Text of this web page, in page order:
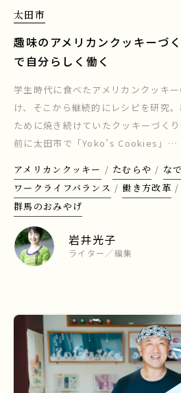
太田市
趣味のアメリカンクッキーづ
で自分らしく働く
学生時代に食べたアメリカンクッキ
け、そこから継続的にレシピを研究
ために焼き続けていたクッキーづく
前に太田市で「Yoko’s Cookies」…
アメリカンクッキー
たむらや
な
ワークライフバランス
働き方改革
群馬のおみやげ
岩井光子
ライター／編集